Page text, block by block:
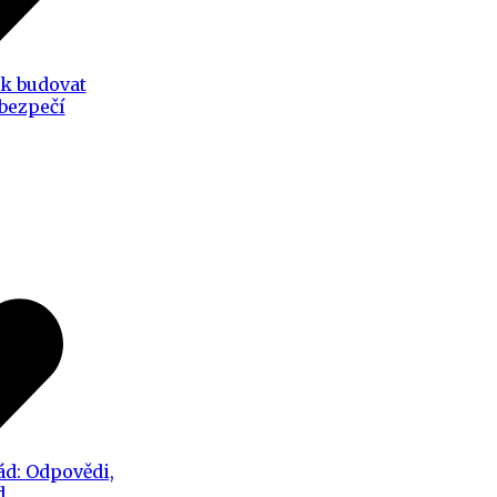
budovat
Odpovědi,